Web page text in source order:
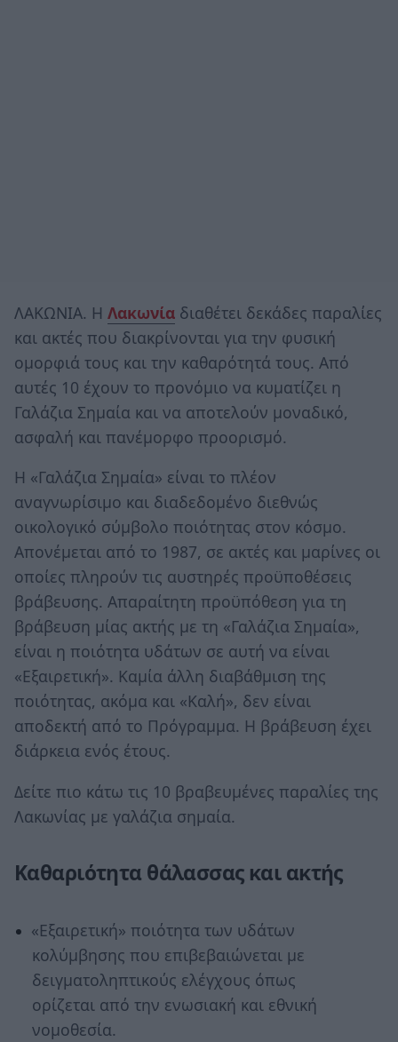
ΛΑΚΩΝΙΑ. Η Λακωνία διαθέτει δεκάδες παραλίες
και ακτές που διακρίνονται για την φυσική
ομορφιά τους και την καθαρότητά τους. Από
αυτές 10 έχουν το προνόμιο να κυματίζει η
Γαλάζια Σημαία και να αποτελούν μοναδικό,
ασφαλή και πανέμορφο προορισμό.
Η «Γαλάζια Σημαία» είναι το πλέον
αναγνωρίσιμο και διαδεδομένο διεθνώς
οικολογικό σύμβολο ποιότητας στον κόσμο.
Απονέμεται από το 1987, σε ακτές και μαρίνες οι
οποίες πληρούν τις αυστηρές προϋποθέσεις
βράβευσης. Απαραίτητη προϋπόθεση για τη
βράβευση μίας ακτής με τη «Γαλάζια Σημαία»,
είναι η ποιότητα υδάτων σε αυτή να είναι
«Εξαιρετική». Καμία άλλη διαβάθμιση της
ποιότητας, ακόμα και «Καλή», δεν είναι
αποδεκτή από το Πρόγραμμα. Η βράβευση έχει
διάρκεια ενός έτους.
Δείτε πιο κάτω τις 10 βραβευμένες παραλίες της
Λακωνίας με γαλάζια σημαία.
Καθαριότητα θάλασσας και ακτής
«Εξαιρετική» ποιότητα των υδάτων
κολύμβησης που επιβεβαιώνεται με
δειγματοληπτικούς ελέγχους όπως
ορίζεται από την ενωσιακή και εθνική
νομοθεσία.